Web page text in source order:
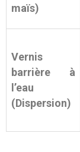
maïs)
Vernis
barrière à
l’eau
(Dispersion)